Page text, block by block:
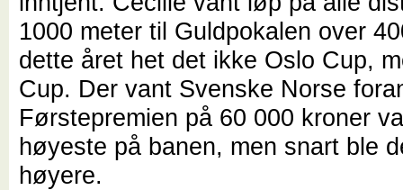
1000 meter til Guldpokalen over
dette året het det ikke Oslo Cup,
Cup. Der vant Svenske Norse
Førstepremien på 60 000 kroner
høyeste på banen, men snart ble
høyere.